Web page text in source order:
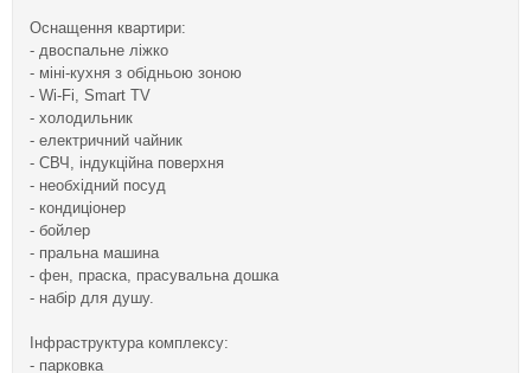
Оснащення квартири:
- двоспальне ліжко
- міні-кухня з обідньою зоною
- Wi-Fi, Smart TV
- холодильник
- електричний чайник
- СВЧ, індукційна поверхня
- необхідний посуд
- кондиціонер
- бойлер
- пральна машина
- фен, праска, прасувальна дошка
- набір для душу.
Інфраструктура комплексу:
- парковка